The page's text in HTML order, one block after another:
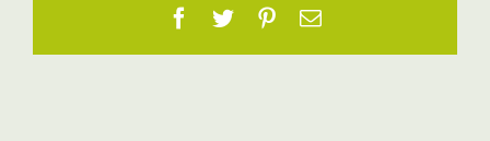
Facebook
TwitterPinterest
E-